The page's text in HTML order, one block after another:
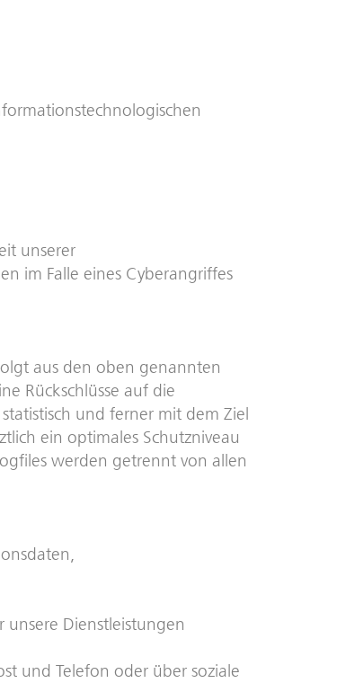
unserer
im Falle eines Cyberangriffes
aus den oben genannten
Rückschlüsse auf die
und ferner mit dem Ziel
ein optimales Schutzniveau
werden getrennt von allen
Dienstleistungen
und Telefon oder über soziale